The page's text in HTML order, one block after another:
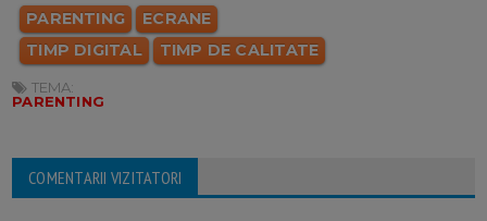
PARENTING
ECRANE
TIMP DIGITAL
TIMP DE CALITATE
TEMA:
PARENTING
COMENTARII VIZITATORI